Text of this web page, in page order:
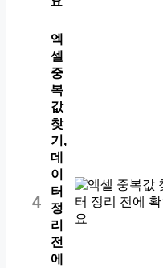
4
엑
셀
중
복
값
찾
기,
데
이
터
정
리
전
에